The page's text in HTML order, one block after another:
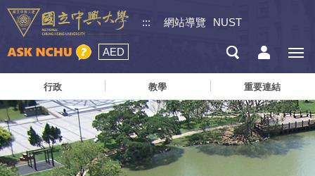
::: 網站導覽 NUST
AED
行政 教學 重要連結